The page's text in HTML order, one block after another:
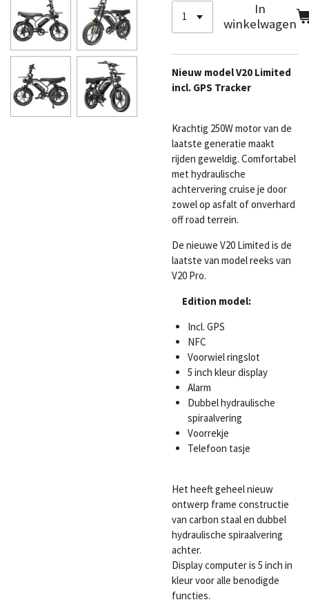
In
winkelwagen
Nieuw model V20 Limited
incl. GPS Tracker
Krachtig 250W motor van de
laatste generatie maakt
rijden geweldig. Comfortabel
met hydraulische
achtervering cruise je door
zowel op asfalt of onverhard
off road terrein.
De nieuwe V20 Limited is de
laatste van model reeks van
V20 Pro.
Edition model:
Incl. GPS
NFC
Voorwiel ringslot
5 inch kleur display
Alarm
Dubbel hydraulische
spiraalvering
Voorrekje
Telefoon tasje
Het heeft geheel nieuw
ontwerp frame constructie
van carbon staal en dubbel
hydraulische spiraalvering
achter.
Display computer is 5 inch in
kleur voor alle benodigde
functies.